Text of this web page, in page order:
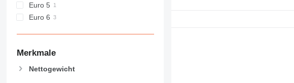
Euro 5
Euro 6
Merkmale
Nettogewicht